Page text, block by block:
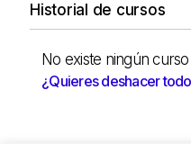
Historial de cursos
No existe ningún
¿Quieres deshacer